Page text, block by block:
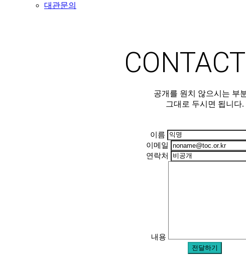
대관문의
CONTACT
공개를 원치 않으시는 부
그대로 두시면 됩니다.
이름
이메일
연락처
내용
전달하기